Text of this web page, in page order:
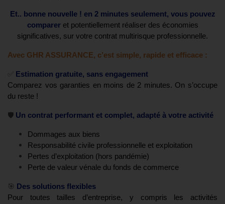
Et.. bonne nouvelle ! en 2 minutes seulement, vous pouvez
comparer et potentiellement réaliser des économies
significatives, sur votre contrat multirisque professionnelle.
Avec GHR ASSURANCE, c’est simple, rapide et efficace :
Estimation gratuite, sans engagement
Comparez vos garanties en moins de 2 minutes. On s’occupe
du reste !
🛡️ Un contrat performant et complet, adapté à votre activité
Dommages aux biens
Responsabilité civile professionnelle et exploitation
Pertes d’exploitation (hors pandémie)
Perte de valeur vénale du fonds de commerce
🎯 Des solutions flexibles
Pour toutes tailles d’entreprise, y compris les activités